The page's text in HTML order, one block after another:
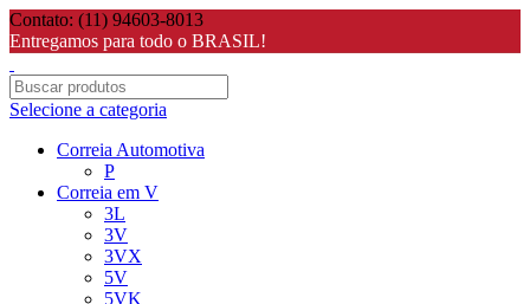
Contato: (11) 94603-8013
Entregamos para todo o BRASIL!
Selecione a categoria
Correia Automotiva
P
Correia em V
3L
3V
3VX
5V
5VK